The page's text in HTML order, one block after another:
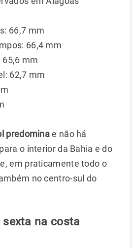
66,7 mm
66,4 mm
65,6 mm
62,7 mm
predominae não há
o interior da Bahia e do
em praticamente todo o
no centro-sul do
sexta na costa